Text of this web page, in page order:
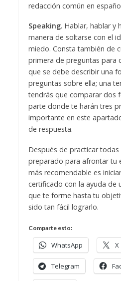
redacción común en
Speaking. Hablar, hablar y
manera de soltarse con el
miedo. Consta también de
primera de preguntas para
que se debe describir una
preguntas sobre ella; una
tendrás que comparar dos
parte donde te harán tres
importante en este
de respuesta.
Después de practicar
preparado para afrontar tu
más recomendable es
certificado con la ayuda de
que te forme hasta tu
sido tan fácil lograrlo.
Comparte esto:
WhatsApp X
Telegram